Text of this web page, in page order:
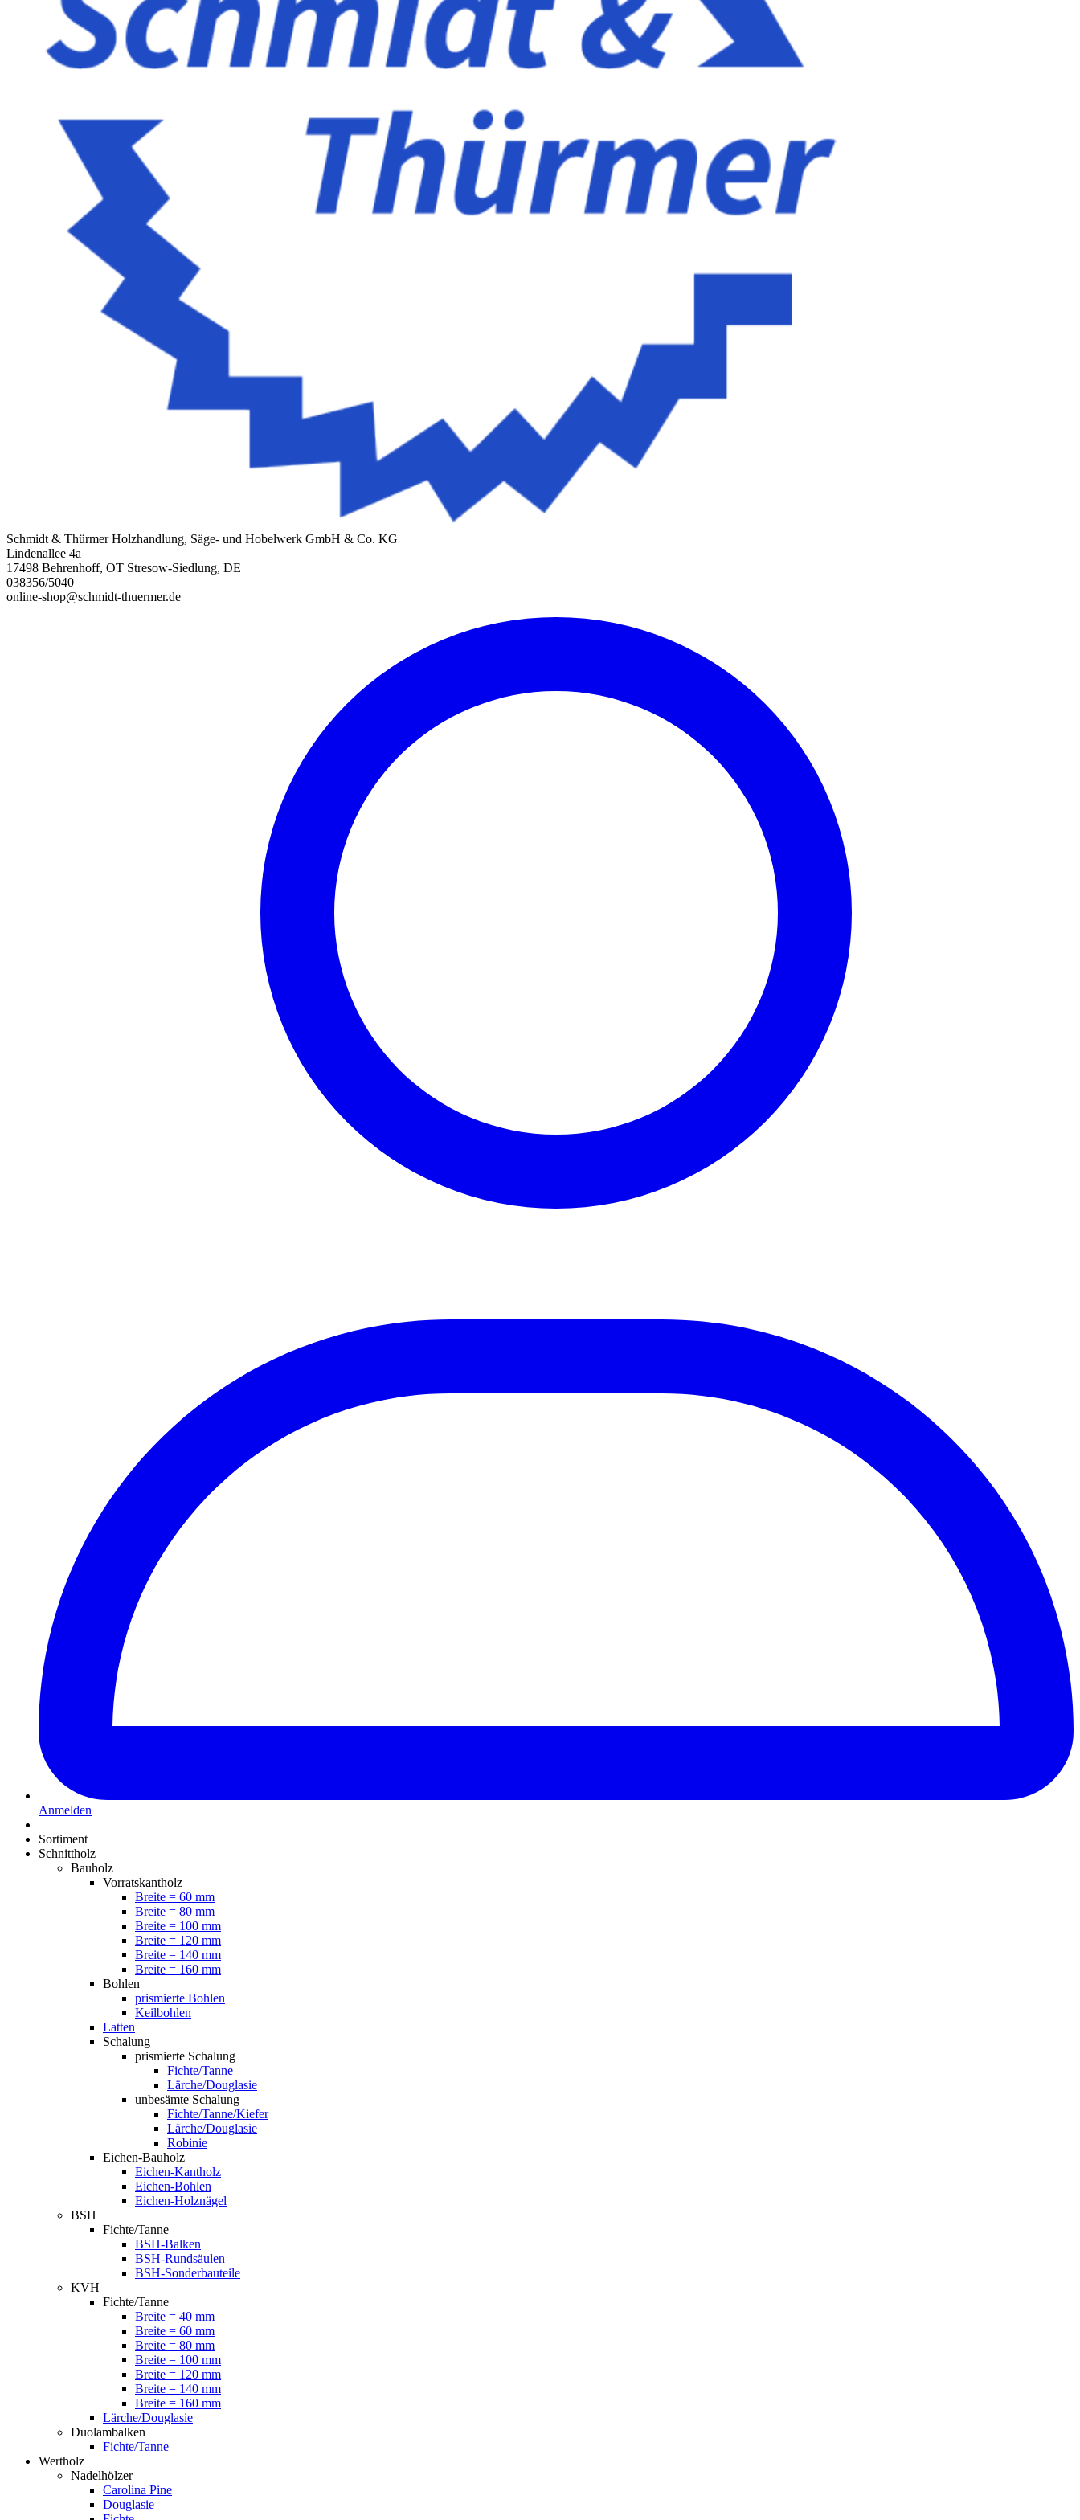
Schmidt & Thürmer Holzhandlung, Säge- und Hobelwerk GmbH & Co. KG
Lindenallee 4a
17498 Behrenhoff, OT Stresow-Siedlung, DE
038356/5040
online-shop@schmidt-thuermer.de
Anmelden
Sortiment
Schnittholz
Bauholz
Vorratskantholz
Breite = 60 mm
Breite = 80 mm
Breite = 100 mm
Breite = 120 mm
Breite = 140 mm
Breite = 160 mm
Bohlen
prismierte Bohlen
Keilbohlen
Latten
Schalung
prismierte Schalung
Fichte/Tanne
Lärche/Douglasie
unbesämte Schalung
Fichte/Tanne/Kiefer
Lärche/Douglasie
Robinie
Eichen-Bauholz
Eichen-Kantholz
Eichen-Bohlen
Eichen-Holznägel
BSH
Fichte/Tanne
BSH-Balken
BSH-Rundsäulen
BSH-Sonderbauteile
KVH
Fichte/Tanne
Breite = 40 mm
Breite = 60 mm
Breite = 80 mm
Breite = 100 mm
Breite = 120 mm
Breite = 140 mm
Breite = 160 mm
Lärche/Douglasie
Duolambalken
Fichte/Tanne
Wertholz
Nadelhölzer
Carolina Pine
Douglasie